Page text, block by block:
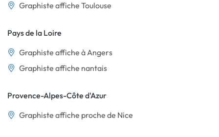
Graphiste affiche Toulouse
Pays de la Loire
Graphiste affiche à Angers
Graphiste affiche nantais
Provence-Alpes-Côte d'Azur
Graphiste affiche proche de Nice